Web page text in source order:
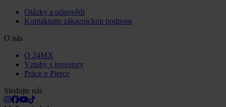
Otázky a odpovědi
Kontaktujte zákaznickou podporu
O nás
O 24MX
Vztahy s investory
Práce v Pierce
Sledujte nás